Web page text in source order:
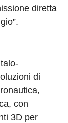
diretta
di
con
3D per